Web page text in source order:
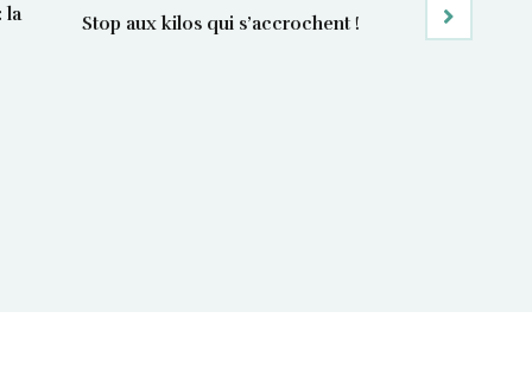
la Stop aux kilos qui s’accrochent ! Manger bon